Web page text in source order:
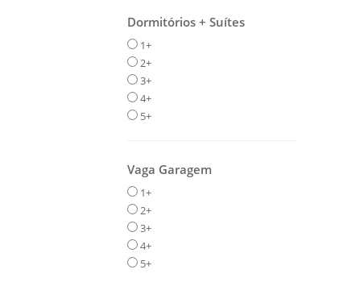
Dormitórios + Suítes
1+
2+
3+
4+
5+
Vaga Garagem
1+
2+
3+
4+
5+